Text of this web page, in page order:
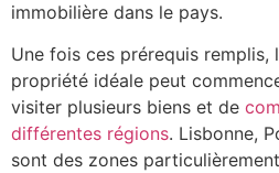
immobilière dans le pays.
Une fois ces prérequis remplis,
propriété idéale peut
visiter plusieurs biens et de
différentes régions. Lisbonne,
sont des zones